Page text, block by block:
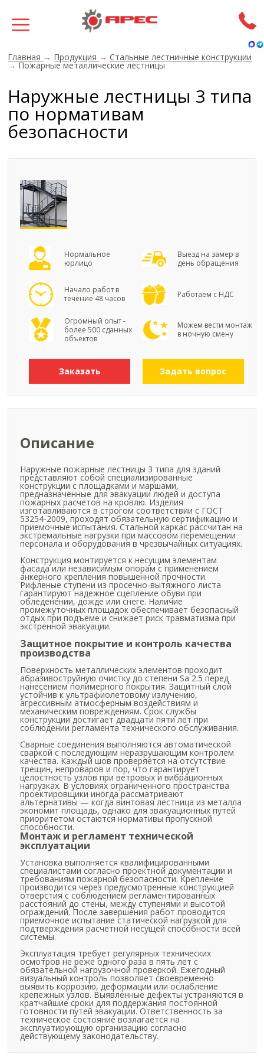
Главная → Продукция → Стальные лестничные конструкции
→ Пожарные металлические лестницы
Наружные лестницы 3 типа
по нормативам
безопасности
Нормальное
юрлицо
Выезд на замер в
день обращения
Начало работ в
течение 48 часов
Работаем с НДС
Огромный опыт -
более 500 сданных
объектов
Можем вести монтаж
в ночную смену
Заказать Задать вопрос
Описание
Наружные пожарные лестницы 3 типа для зданий
представляют собой специализированные
конструкции с площадками и маршами,
предназначенные для эвакуации людей и доступа
пожарных расчетов на кровлю. Изделия
изготавливаются в строгом соответствии с ГОСТ
53254-2009, проходят обязательную сертификацию и
приемочные испытания. Стальной каркас рассчитан на
экстремальные нагрузки при массовом перемещении
персонала и оборудования в чрезвычайных ситуациях.
Конструкция монтируется к несущим элементам
фасада или независимым опорам с применением
анкерного крепления повышенной прочности.
Рифленые ступени из просечно-вытяжного листа
гарантируют надежное сцепление обуви при
обледенении, дожде или снеге. Наличие
промежуточных площадок обеспечивает безопасный
отдых при подъеме и снижает риск травматизма при
экстренной эвакуации.
Защитное покрытие и контроль качества
производства
Поверхность металлических элементов проходит
абразивоструйную очистку до степени Sa 2.5 перед
нанесением полимерного покрытия. Защитный слой
устойчив к ультрафиолетовому излучению,
агрессивным атмосферным воздействиям и
механическим повреждениям. Срок службы
конструкции достигает двадцати пяти лет при
соблюдении регламента технического обслуживания.
Сварные соединения выполняются автоматической
сваркой с последующим неразрушающим контролем
качества. Каждый шов проверяется на отсутствие
трещин, непроваров и пор, что гарантирует
целостность узлов при ветровых и вибрационных
нагрузках. В условиях ограниченного пространства
проектировщики иногда рассматривают
альтернативы — когда винтовая лестница из металла
экономит площадь, однако для эвакуационных путей
приоритетом остаются нормативы пропускной
способности.
Монтаж и регламент технической
эксплуатации
Установка выполняется квалифицированными
специалистами согласно проектной документации и
требованиям пожарной безопасности. Крепление
производится через предусмотренные конструкцией
отверстия с соблюдением регламентированных
расстояний до стены, между ступенями и высотой
ограждений. После завершения работ проводится
приемочное испытание статической нагрузкой для
подтверждения расчетной несущей способности всей
системы.
Эксплуатация требует регулярных технических
осмотров не реже одного раза в пять лет с
обязательной нагрузочной проверкой. Ежегодный
визуальный контроль позволяет своевременно
выявить коррозию, деформации или ослабление
крепежных узлов. Выявленные дефекты устраняются в
кратчайшие сроки для поддержания постоянной
готовности путей эвакуации. Ответственность за
техническое состояние возлагается на
эксплуатирующую организацию согласно
действующему законодательству.